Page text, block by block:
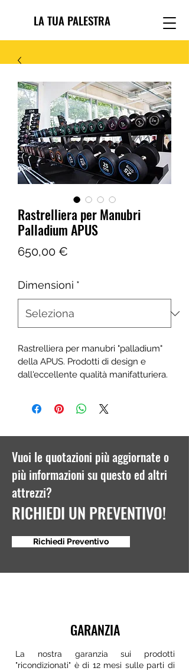
LA TUA PALESTRA
Rastrelliera per Manubri
Palladium APUS
650,00 €
Dimensioni *
Rastrelliera per manubri "palladium"
della APUS. Prodotti di design e
dall'eccellente qualità manifatturiera.
- Orizzontale Piccolo (max. 5 coppie)
- Orizzontale Grande (max. 10 coppie)
- Verticale (10 coppie)
Vuoi le quotazioni più aggiornate o
più informazioni su questo ed altri
attrezzi?
RICHIEDI UN PREVENTIVO!
Richiedi Preventivo
GARANZIA
La nostra garanzia sui prodotti
"ricondizionati" è di 12 mesi sulle parti di